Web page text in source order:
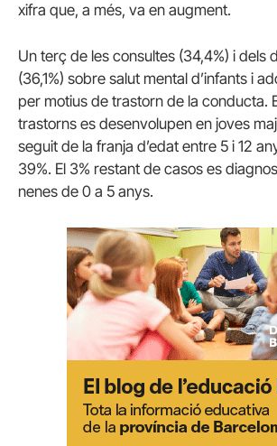
xifra que, a més, va en augment.
Un terç de les consultes (34,4%) i dels
(36,1%) sobre salut mental d’infants i
per motius de trastorn de la conducta.
trastorns es desenvolupen en joves
seguit de la franja d’edat entre 5 i 12
39%. El 3% restant de casos es
nenes de 0 a 5 anys.